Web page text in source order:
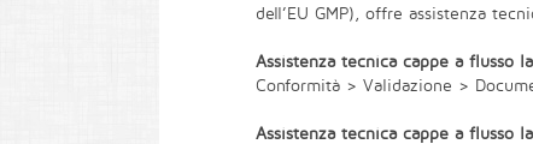
dell’EU GMP), offre assistenza
Assistenza tecnica cappe a flusso
Conformità > Validazione >
Assistenza tecnica cappe a flusso